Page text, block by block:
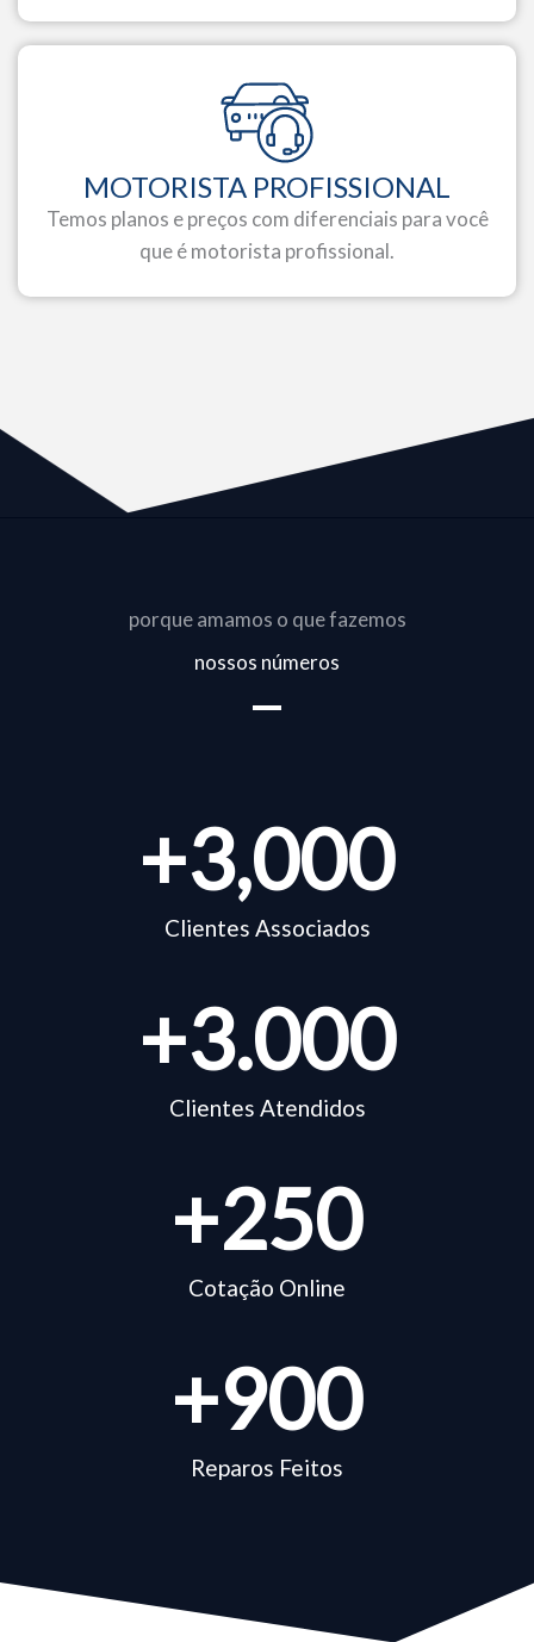
MOTORISTA PROFISSIONAL
Temos planos e preços com diferenciais para você
que é motorista profissional.
porque amamos o que fazemos
nossos números
Clientes Associados
+3,000
Clientes Atendidos
+3.000
Cotação Online
+250
Reparos Feitos
+900